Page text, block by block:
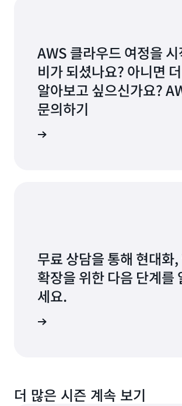
AWS 클라우드 여정을
비가 되셨나요? 아니면
알아보고 싶으신가요?
문의하기
무료 상담을 통해 현대화
확장을 위한 다음 단계를
세요.
더 많은 시즌 계속 보기